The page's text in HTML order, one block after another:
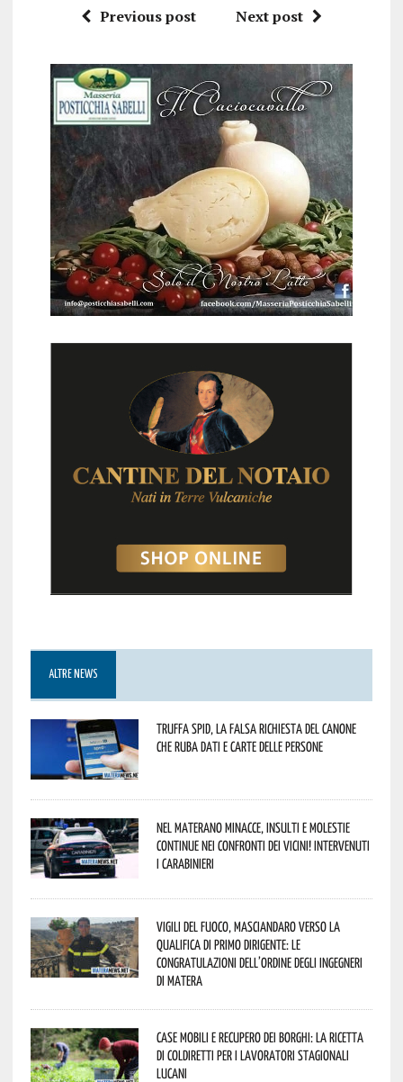
Previous post Next post
ALTRE NEWS
Truffa Spid, la falsa richiesta del canone
che ruba dati e carte delle persone
Nel materano minacce, insulti e molestie
continue nei confronti dei vicini! Intervenuti
i Carabinieri
Vigili del Fuoco, Masciandaro verso la
qualifica di Primo Dirigente: le
congratulazioni dell’Ordine degli Ingegneri
di Matera
Case mobili e recupero dei borghi: la ricetta
di Coldiretti per i lavoratori stagionali
lucani